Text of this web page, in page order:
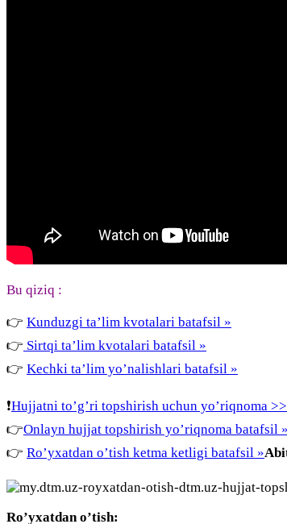
Bu qiziq :
👉 Kunduzgi ta’lim kvotalari batafsil »
👉 Sirtqi ta’lim kvotalari batafsil »
👉 Kechki ta’lim yo’nalishlari batafsil »
❗️Hujjatni to’g’ri topshirish uchun yo’riqnoma >>
👉Onlayn hujjat topshirish yo’riqnoma batafsil »
👉 Ro’yxatdan o’tish ketma ketligi batafsil »
Ro’yxatdan o’tish: